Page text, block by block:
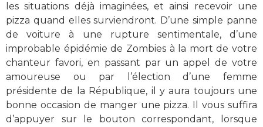
les situations déjà imaginées, et ainsi recevoir une
pizza quand elles surviendront. D’une simple panne
de voiture à une rupture sentimentale, d’une
improbable épidémie de Zombies à la mort de votre
chanteur favori, en passant par un appel de votre
amoureuse ou par l’élection d’une femme
présidente de la République, il y aura toujours une
bonne occasion de manger une pizza. Il vous suffira
d’appuyer sur le bouton correspondant, lorsque